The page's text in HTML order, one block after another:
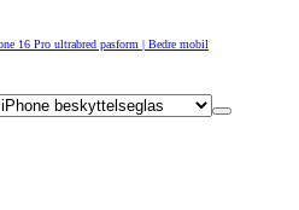
16 Pro ultrabred pasform | Bedre mobil